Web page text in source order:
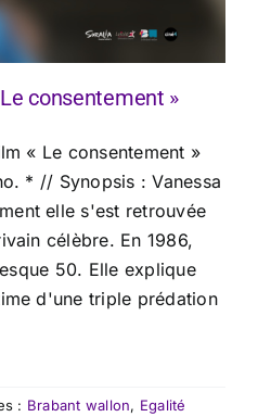
consentement »
« Le consentement »
* // Synopsis : Vanessa
elle s'est retrouvée
célèbre. En 1986,
50. Elle explique
d'une triple prédation
: Brabant wallon, Egalité